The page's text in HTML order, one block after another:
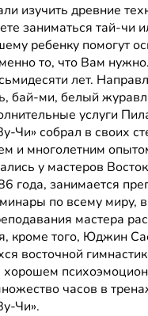
изучить древние
заниматься тай-чи
ребенку помогут
то, что Вам
лет.
бай-ми, белый
услуги
Чи» собрал в своих
и многолетним
у мастеров
года, занимается
по всему миру,
мастера
кроме того, Юджин
восточной
часов в
Чи».